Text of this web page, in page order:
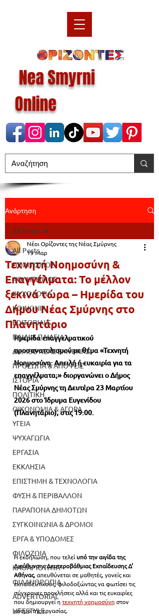
Nea Smyrni
Online
Ανάρτηση
All Posts
ΠΟΛΙΤΙΣΜΟΣ
ΑΘΛΗΤΙΣΜΟΣ
ΨΥΧΟΛΟΓΙΑ
ΚΟΙΝΩΝΙΑ
EDITORIALS
ΠΑΙΔΙ & ΠΑΙΔΕΙΑ
ΔΗΜΟΣ ΝΕΑΣ ΣΜΥΡΝΗΣ
ΠΡΟΣΩΠΑ & ΑΠΟΨΕΙΣ
ΙΣΤΟΡΙΑ
ΠΟΛΙΤΙΚΗ
ΟΙΚΟΝΟΜΙΑ & ΑΓΟΡΑ
ΥΓΕΙΑ
ΨΥΧΑΓΩΓΙΑ
ΕΡΓΑΣΙΑ
ΕΚΚΛΗΣΙΑ
ΕΠΙΣΤΗΜΗ & ΤΕΧΝΟΛΟΓΙΑ
ΦΥΣΗ & ΠΕΡΙΒΑΛΛΟΝ
ΠΑΡΑΠΟΝΑ ΔΗΜΟΤΩΝ
ΣΥΓΚΟΙΝΩΝΙΑ & ΔΡΟΜΟΙ
ΕΡΓΑ & ΥΠΟΔΟΜΕΣ
ΦΙΛΟΖΩΙΑ
ΚΑΘΑΡΙΟΤΗΤΑ
ΦΙΛΑΝΘΡΩΠΙΑ
ADVERTORIAL
LIFESTYLE
All Posts
Τεχνητή Νοημοσύνη &
Επαγγέλματα: Το μέλλον
ξεκινά τώρα – Ημερίδα του
Δήμου Νέας Σμύρνης στο
Πλανητάριο
Νέοι Ορίζοντες της Νέας Σμύρνης
19 Μαρ
Ημερίδα επαγγελματικού
προσανατολισμού με θέμα «Τεχνητή
Νοημοσύνη: Απειλή ή ευκαιρία για τα
επαγγέλματα;» διοργανώνει ο Δήμος
Νέας Σμύρνης τη Δευτέρα 23 Μαρτίου
2026 στο Ίδρυμα Ευγενίδου
(Πλανητάριο), στις 19:00.
Η εκδήλωση, που τελεί υπό την αιγίδα της
Διεύθυνσης Δευτεροβάθμιας Εκπαίδευσης Δ’
Αθήνας, απευθύνεται σε μαθητές, γονείς και
εκπαιδευτικούς, φιλοδοξώντας να φωτίσει τις
σύγχρονες προκλήσεις αλλά και τις ευκαιρίες
που δημιουργεί η τεχνητή νοημοσύνη στον
κόσμο της εργασίας.